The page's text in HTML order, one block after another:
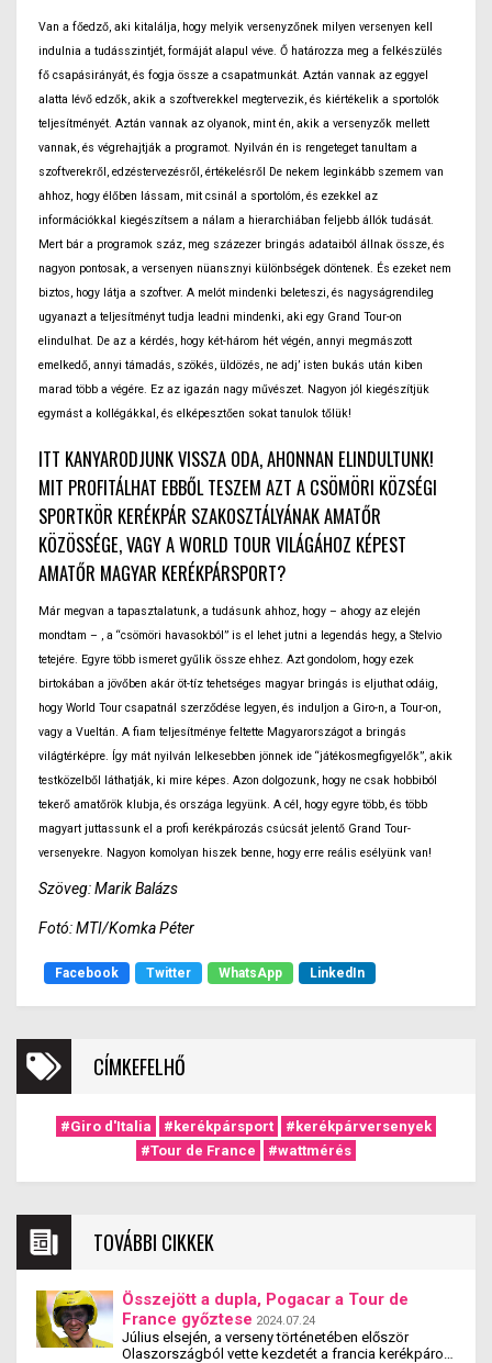
Van a főedző, aki kitalálja, hogy melyik versenyzőnek milyen versenyen kell
indulnia a tudásszintjét, formáját alapul véve. Ő határozza meg a felkészülés
fő csapásirányát, és fogja össze a csapatmunkát. Aztán vannak az eggyel
alatta lévő edzők, akik a szoftverekkel megtervezik, és kiértékelik a sportolók
teljesítményét. Aztán vannak az olyanok, mint én, akik a versenyzők mellett
vannak, és végrehajtják a programot. Nyilván én is rengeteget tanultam a
szoftverekről, edzéstervezésről, értékelésről De nekem leginkább szemem van
ahhoz, hogy élőben lássam, mit csinál a sportolóm, és ezekkel az
információkkal kiegészítsem a nálam a hierarchiában feljebb állók tudását.
Mert bár a programok száz, meg százezer bringás adataiból állnak össze, és
nagyon pontosak, a versenyen nüansznyi különbségek döntenek. És ezeket nem
biztos, hogy látja a szoftver. A melót mindenki beleteszi, és nagyságrendileg
ugyanazt a teljesítményt tudja leadni mindenki, aki egy Grand Tour-on
elindulhat. De az a kérdés, hogy két-három hét végén, annyi megmászott
emelkedő, annyi támadás, szökés, üldözés, ne adj’ isten bukás után kiben
marad több a végére. Ez az igazán nagy művészet. Nagyon jól kiegészítjük
egymást a kollégákkal, és elképesztően sokat tanulok tőlük!
ITT KANYARODJUNK VISSZA ODA, AHONNAN ELINDULTUNK!
MIT PROFITÁLHAT EBBŐL TESZEM AZT A CSÖMÖRI KÖZSÉGI
SPORTKÖR KERÉKPÁR SZAKOSZTÁLYÁNAK AMATŐR
KÖZÖSSÉGE, VAGY A WORLD TOUR VILÁGÁHOZ KÉPEST
AMATŐR MAGYAR KERÉKPÁRSPORT?
Már megvan a tapasztalatunk, a tudásunk ahhoz, hogy – ahogy az elején
mondtam – , a “csömöri havasokból” is el lehet jutni a legendás hegy, a Stelvio
tetejére. Egyre több ismeret gyűlik össze ehhez. Azt gondolom, hogy ezek
birtokában a jövőben akár öt-tíz tehetséges magyar bringás is eljuthat odáig,
hogy World Tour csapatnál szerződése legyen, és induljon a Giro-n, a Tour-on,
vagy a Vueltán. A fiam teljesítménye feltette Magyarországot a bringás
világtérképre. Így mát nyilván lelkesebben jönnek ide “játékosmegfigyelők”, akik
testközelből láthatják, ki mire képes. Azon dolgozunk, hogy ne csak hobbiból
tekerő amatőrök klubja, és országa legyünk. A cél, hogy egyre több, és több
magyart juttassunk el a profi kerékpározás csúcsát jelentő Grand Tour-
versenyekre. Nagyon komolyan hiszek benne, hogy erre reális esélyünk van!
Szöveg: Marik Balázs
Fotó: MTI/Komka Péter
Facebook Twitter WhatsApp LinkedIn
CÍMKEFELHŐ
#Giro d'Italia #kerékpársport
#kerékpárversenyek
#Tour de France
#wattmérés
TOVÁBBI CIKKEK
Összejött a dupla, Pogacar a Tour de
France győztese 2024.07.24
Július elsején, a verseny történetében először
Olaszországból vette kezdetét a francia kerékpáros